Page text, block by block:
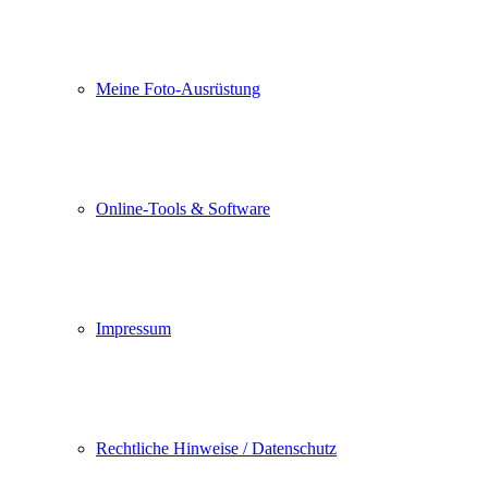
Meine Foto-Ausrüstung
Online-Tools & Software
Impressum
Rechtliche Hinweise / Datenschutz